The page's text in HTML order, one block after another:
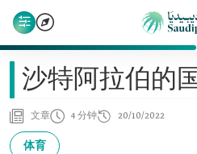
沙特阿拉伯的
文章 4 分钟 20/10/2022
体育